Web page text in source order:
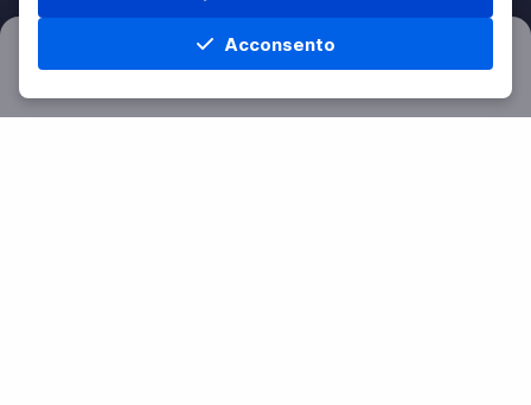
Acconsento
Home Materie Cerca Menu
Filtri Azzera